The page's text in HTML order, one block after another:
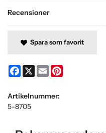
Recensioner
Spara som favorit
Facebook
X Email
Artikelnummer:
5-8705